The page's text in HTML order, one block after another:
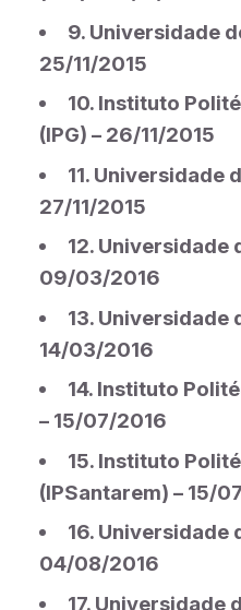
9. Universidade
25/11/2015
10. Instituto
(IPG) – 26/11/2015
11. Universidade
27/11/2015
12. Universidade
09/03/2016
13. Universidade
14/03/2016
14. Instituto
– 15/07/2016
15. Instituto
(IPSantarem) – 15/
16. Universidade
04/08/2016
17. Universidade